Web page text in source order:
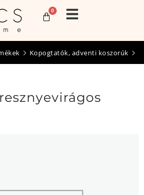
0
Kopogtatók, adventi koszorúk